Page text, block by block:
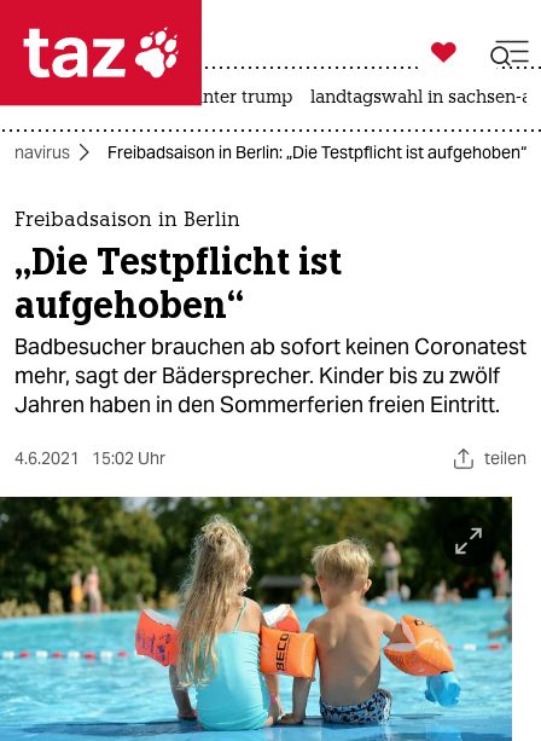
 taz zahl ich
taz zahl ich
themen
politik
öko
gesellschaft
sport
berlin
nord
wahrheit
verlag

taz zahl ich
usa unter trump landtagswahl in sachsen-
Freibadsaison in Berlin: „Die Testpflicht ist aufgehoben“
Freibadsaison in Berlin
„Die Testpflicht ist
aufgehoben“
Badbesucher brauchen ab sofort keinen Coronatest
mehr, sagt der Bädersprecher. Kinder bis zu zwölf
Jahren haben in den Sommerferien freien Eintritt.
4.6.2021 15:02 Uhr teilen